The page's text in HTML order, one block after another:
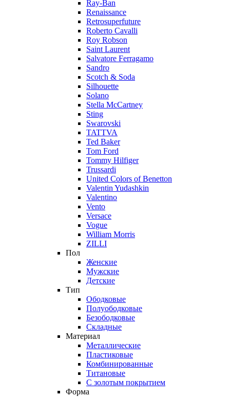
Ray-Ban
Renaissance
Retrosuperfuture
Roberto Cavalli
Roy Robson
Saint Laurent
Salvatore Ferragamo
Sandro
Scotch & Soda
Silhouette
Solano
Stella McCartney
Sting
Swarovski
TATTVA
Ted Baker
Tom Ford
Tommy Hilfiger
Trussardi
United Colors of Benetton
Valentin Yudashkin
Valentino
Vento
Versace
Vogue
William Morris
ZILLI
Пол
Женские
Мужские
Детские
Тип
Ободковые
Полуободковые
Безободковые
Складные
Материал
Металлические
Пластиковые
Комбинированные
Титановые
С золотым покрытием
Форма